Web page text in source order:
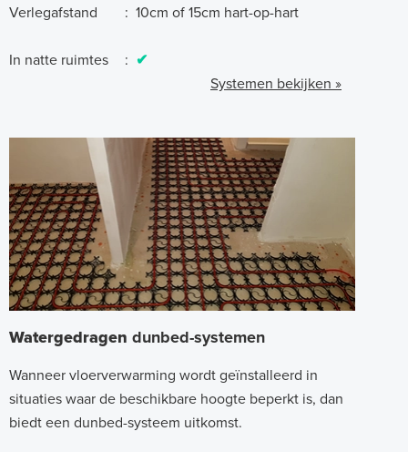
Verlegafstand
: 10cm of 15cm hart-op-hart
In natte ruimtes : ✔
Systemen bekijken »
Watergedragen dunbed-systemen
Wanneer vloerverwarming wordt geïnstalleerd in
situaties waar de beschikbare hoogte beperkt is, dan
biedt een dunbed-systeem uitkomst.